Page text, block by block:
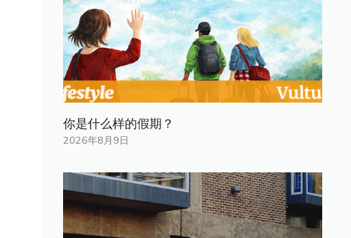
你是什​​么样的假期？
2026年8月9日